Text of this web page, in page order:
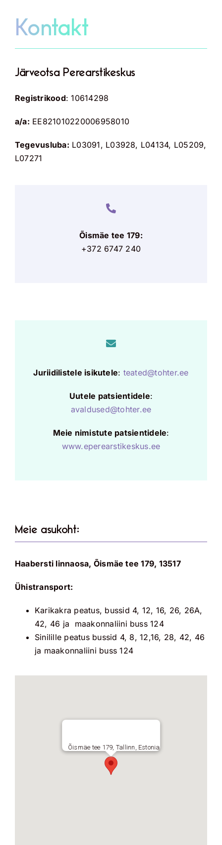
contentKontakt
Järveotsa Perearstikeskus
Registrikood: 10614298
a/a: EE821010220006958010
Tegevusluba: L03091, L03928, L04134, L05209,
L07271
Õismäe tee 179:
+372 6747 240
Juriidilistele isikutele: teated@tohter.ee
Uutele patsientidele:
avaldused@tohter.ee
Meie nimistute patsientidele:
www.eperearstikeskus.ee
Meie asukoht:
Haabersti linnaosa, Õismäe tee 179, 13517
Ühistransport:
Karikakra peatus, bussid 4, 12, 16, 26, 26A,
42, 46 ja maakonnaliini buss 124
Sinilille peatus bussid 4, 8, 12,16, 28, 42, 46
ja maakonnaliini buss 124
Õismäe tee 179, Tallinn, Estonia